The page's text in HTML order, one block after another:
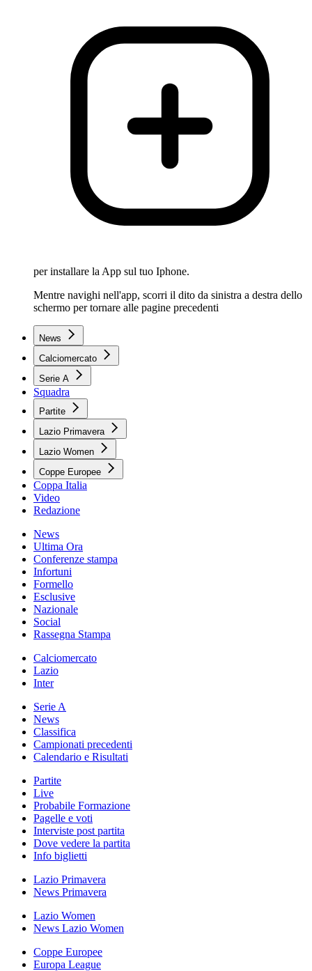
per installare la App sul tuo Iphone.
Mentre navighi nell'app, scorri il dito da sinistra a destra dello
schermo per tornare alle pagine precedenti
News
Calciomercato
Serie A
Squadra
Partite
Lazio Primavera
Lazio Women
Coppe Europee
Coppa Italia
Video
Redazione
News
Ultima Ora
Conferenze stampa
Infortuni
Formello
Esclusive
Nazionale
Social
Rassegna Stampa
Calciomercato
Lazio
Inter
Serie A
News
Classifica
Campionati precedenti
Calendario e Risultati
Partite
Live
Probabile Formazione
Pagelle e voti
Interviste post partita
Dove vedere la partita
Info biglietti
Lazio Primavera
News Primavera
Lazio Women
News Lazio Women
Coppe Europee
Europa League